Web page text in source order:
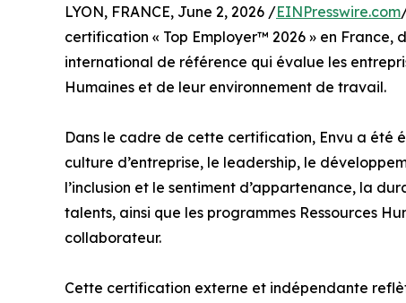
LYON, FRANCE, June 2, 2026 /EINPresswire.com
certification « Top Employer™️ 2026 » en France,
international de référence qui évalue les
Humaines et de leur environnement de travail.
Dans le cadre de cette certification, Envu a été
culture d’entreprise, le leadership, le
l’inclusion et le sentiment d’appartenance, la
talents, ainsi que les programmes Ressources
collaborateur.
Cette certification externe et indépendante